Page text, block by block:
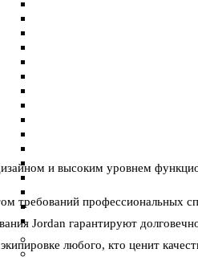
и высоким уровнем
требований профессиональных
Jordan гарантируют
любого, кто ценит